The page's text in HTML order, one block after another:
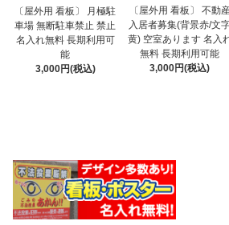
〔屋外用 看板〕 月極駐
車場 無断駐車禁止 禁止
名入れ無料 長期利用可
能
3,000円(税込)
〔屋外用 看板〕 不動
入居者募集(背景赤/文
黄) 空室あります 名入
無料 長期利用可能
3,000円(税込)